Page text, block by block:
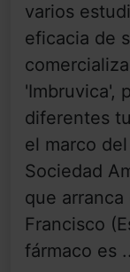
varios
eficacia de
'Imbruvica',
diferentes
el marco
Sociedad
que arranca
Francisco
fármaco es